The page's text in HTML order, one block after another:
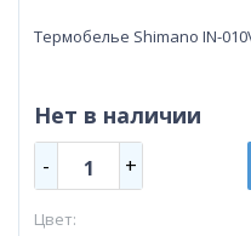
Термобелье Shimano IN-
Нет в наличии
- 1 +
Цвет: